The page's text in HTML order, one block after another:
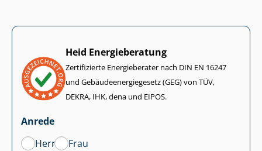
Heid Energieberatung
Zertifizierte Energieberater nach DIN EN 16247
und Ge­bäu­de­en­er­gie­ge­setz (GEG) von TÜV,
DEKRA, IHK, dena und EIPOS.
Anrede
Herr
Frau